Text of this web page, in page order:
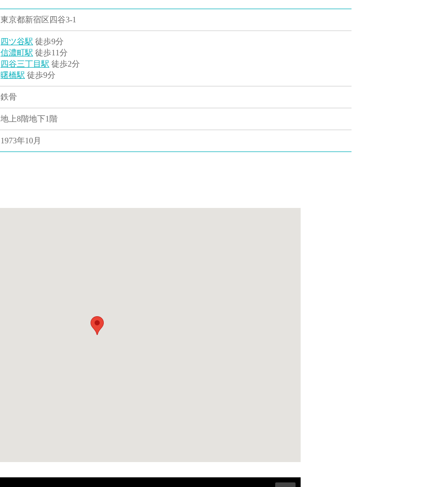
東京都新宿区四谷3-1
四ツ谷駅 徒歩9分
信濃町駅 徒歩11分
四谷三丁目駅 徒歩2分
曙橋駅 徒歩9分
鉄骨
地上8階地下1階
1973年10月